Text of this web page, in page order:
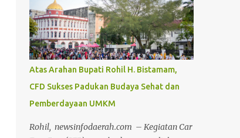
Atas Arahan Bupati Rohil H. Bistamam,
CFD Sukses Padukan Budaya Sehat dan
Pemberdayaan UMKM
Rohil, newsinfodaerah.com – Kegiatan Car